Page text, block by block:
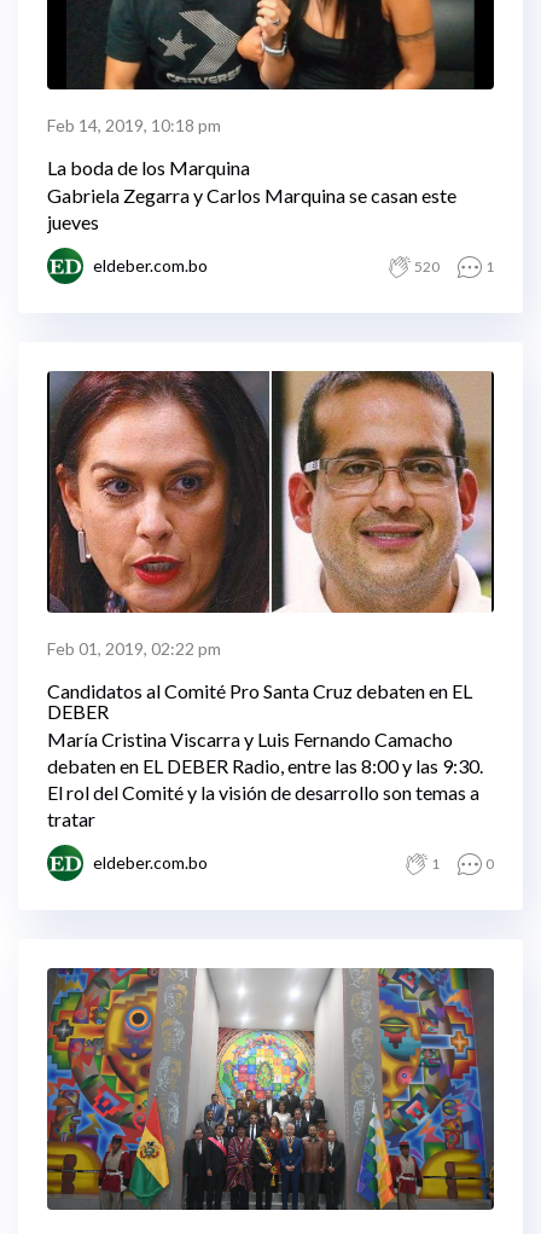
Feb 14, 2019, 10:18 pm
La boda de los Marquina
Gabriela Zegarra y Carlos Marquina se casan este
jueves
eldeber.com.bo 520 1
Feb 01, 2019, 02:22 pm
Candidatos al Comité Pro Santa Cruz debaten en EL
DEBER
María Cristina Viscarra y Luis Fernando Camacho
debaten en EL DEBER Radio, entre las 8:00 y las 9:30.
El rol del Comité y la visión de desarrollo son temas a
tratar
eldeber.com.bo 1 0